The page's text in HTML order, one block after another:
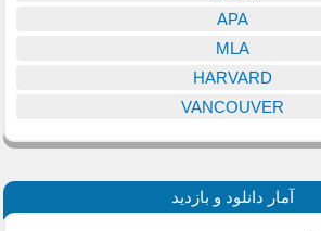
APA
MLA
HARVARD
VANCOUVER
آمار دانلود و بازدید